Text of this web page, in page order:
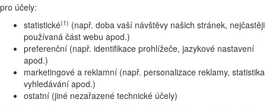
pro účely:
statistické(1) (např. doba vaší návštěvy našich stránek, nejčastěji
používaná část webu apod.)
preferenční (např. identifikace prohlížeče, jazykové nastavení
apod.)
marketingové a reklamní (např. personalizace reklamy, statistika
vyhledávání apod.)
ostatní (jiné nezařazené technické účely)